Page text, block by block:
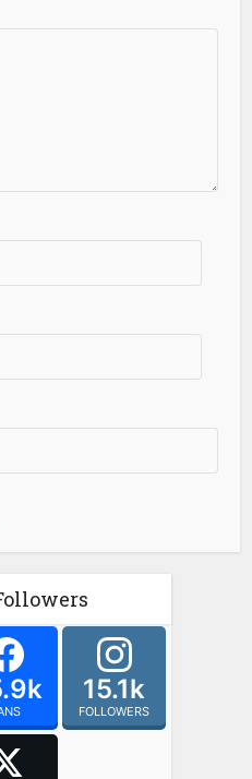
15.1k
FOLLOWERS